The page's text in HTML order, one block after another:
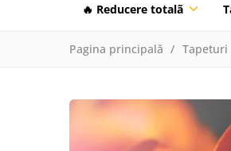
🔥 Reducere totalã
Pagina principală Tapeturi